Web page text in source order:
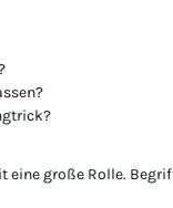
große Rolle.